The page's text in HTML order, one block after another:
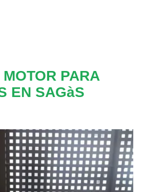
PARA
EN SAGàS